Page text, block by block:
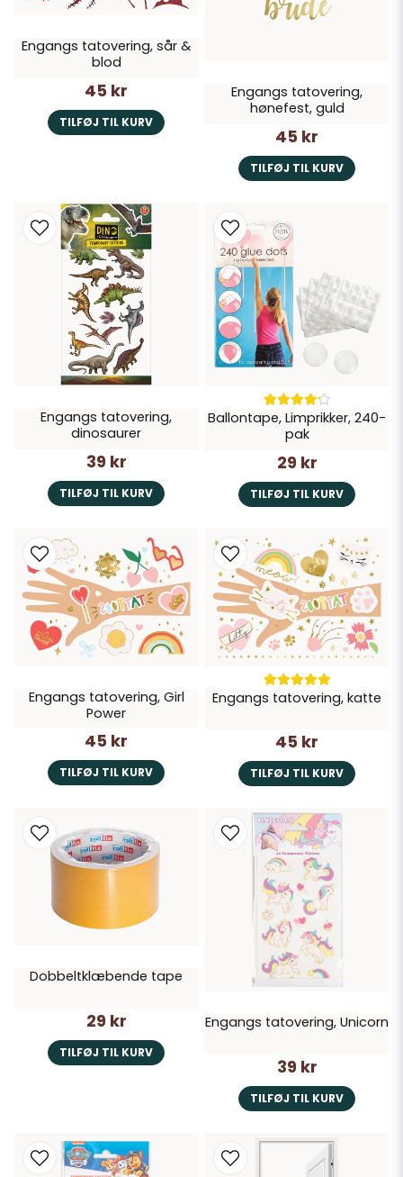
Engangs tatovering, sår &
blod
45 kr
TILFØJ TIL KURV
Engangs tatovering,
hønefest, guld
45 kr
TILFØJ TIL KURV
Engangs tatovering,
dinosaurer
39 kr
TILFØJ TIL KURV
Ballontape, Limprikker, 240-
pak
29 kr
TILFØJ TIL KURV
Engangs tatovering, Girl
Power
45 kr
TILFØJ TIL KURV
Engangs tatovering, katte
45 kr
TILFØJ TIL KURV
Dobbeltklæbende tape
29 kr
TILFØJ TIL KURV
Engangs tatovering, Unicorn
39 kr
TILFØJ TIL KURV